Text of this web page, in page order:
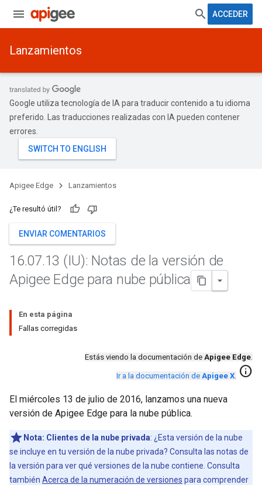
ACCEDER
Lanzamientos
Google utiliza tecnología de IA para traducir contenido a tu idioma
preferido. Las traducciones realizadas con IA pueden contener
errores.
Apigee Edge Lanzamientos
¿Te resultó útil?
ENVIAR COMENTARIOS
16.07.13 (IU): Notas de la versión de
Apigee Edge para nube pública
En esta página
Fallas corregidas
Estás viendo la documentación de Apigee Edge.
Ir a la documentación de Apigee X. info
El miércoles 13 de julio de 2016, lanzamos una nueva
versión de Apigee Edge para la nube pública.
Nota: Clientes de la nube privada: ¿Esta versión de la nube
se incluye en tu versión de la nube privada? Consulta las notas de
la versión para ver qué versiones de la nube contiene. Consulta
también Acerca de la numeración de versiones para comprender